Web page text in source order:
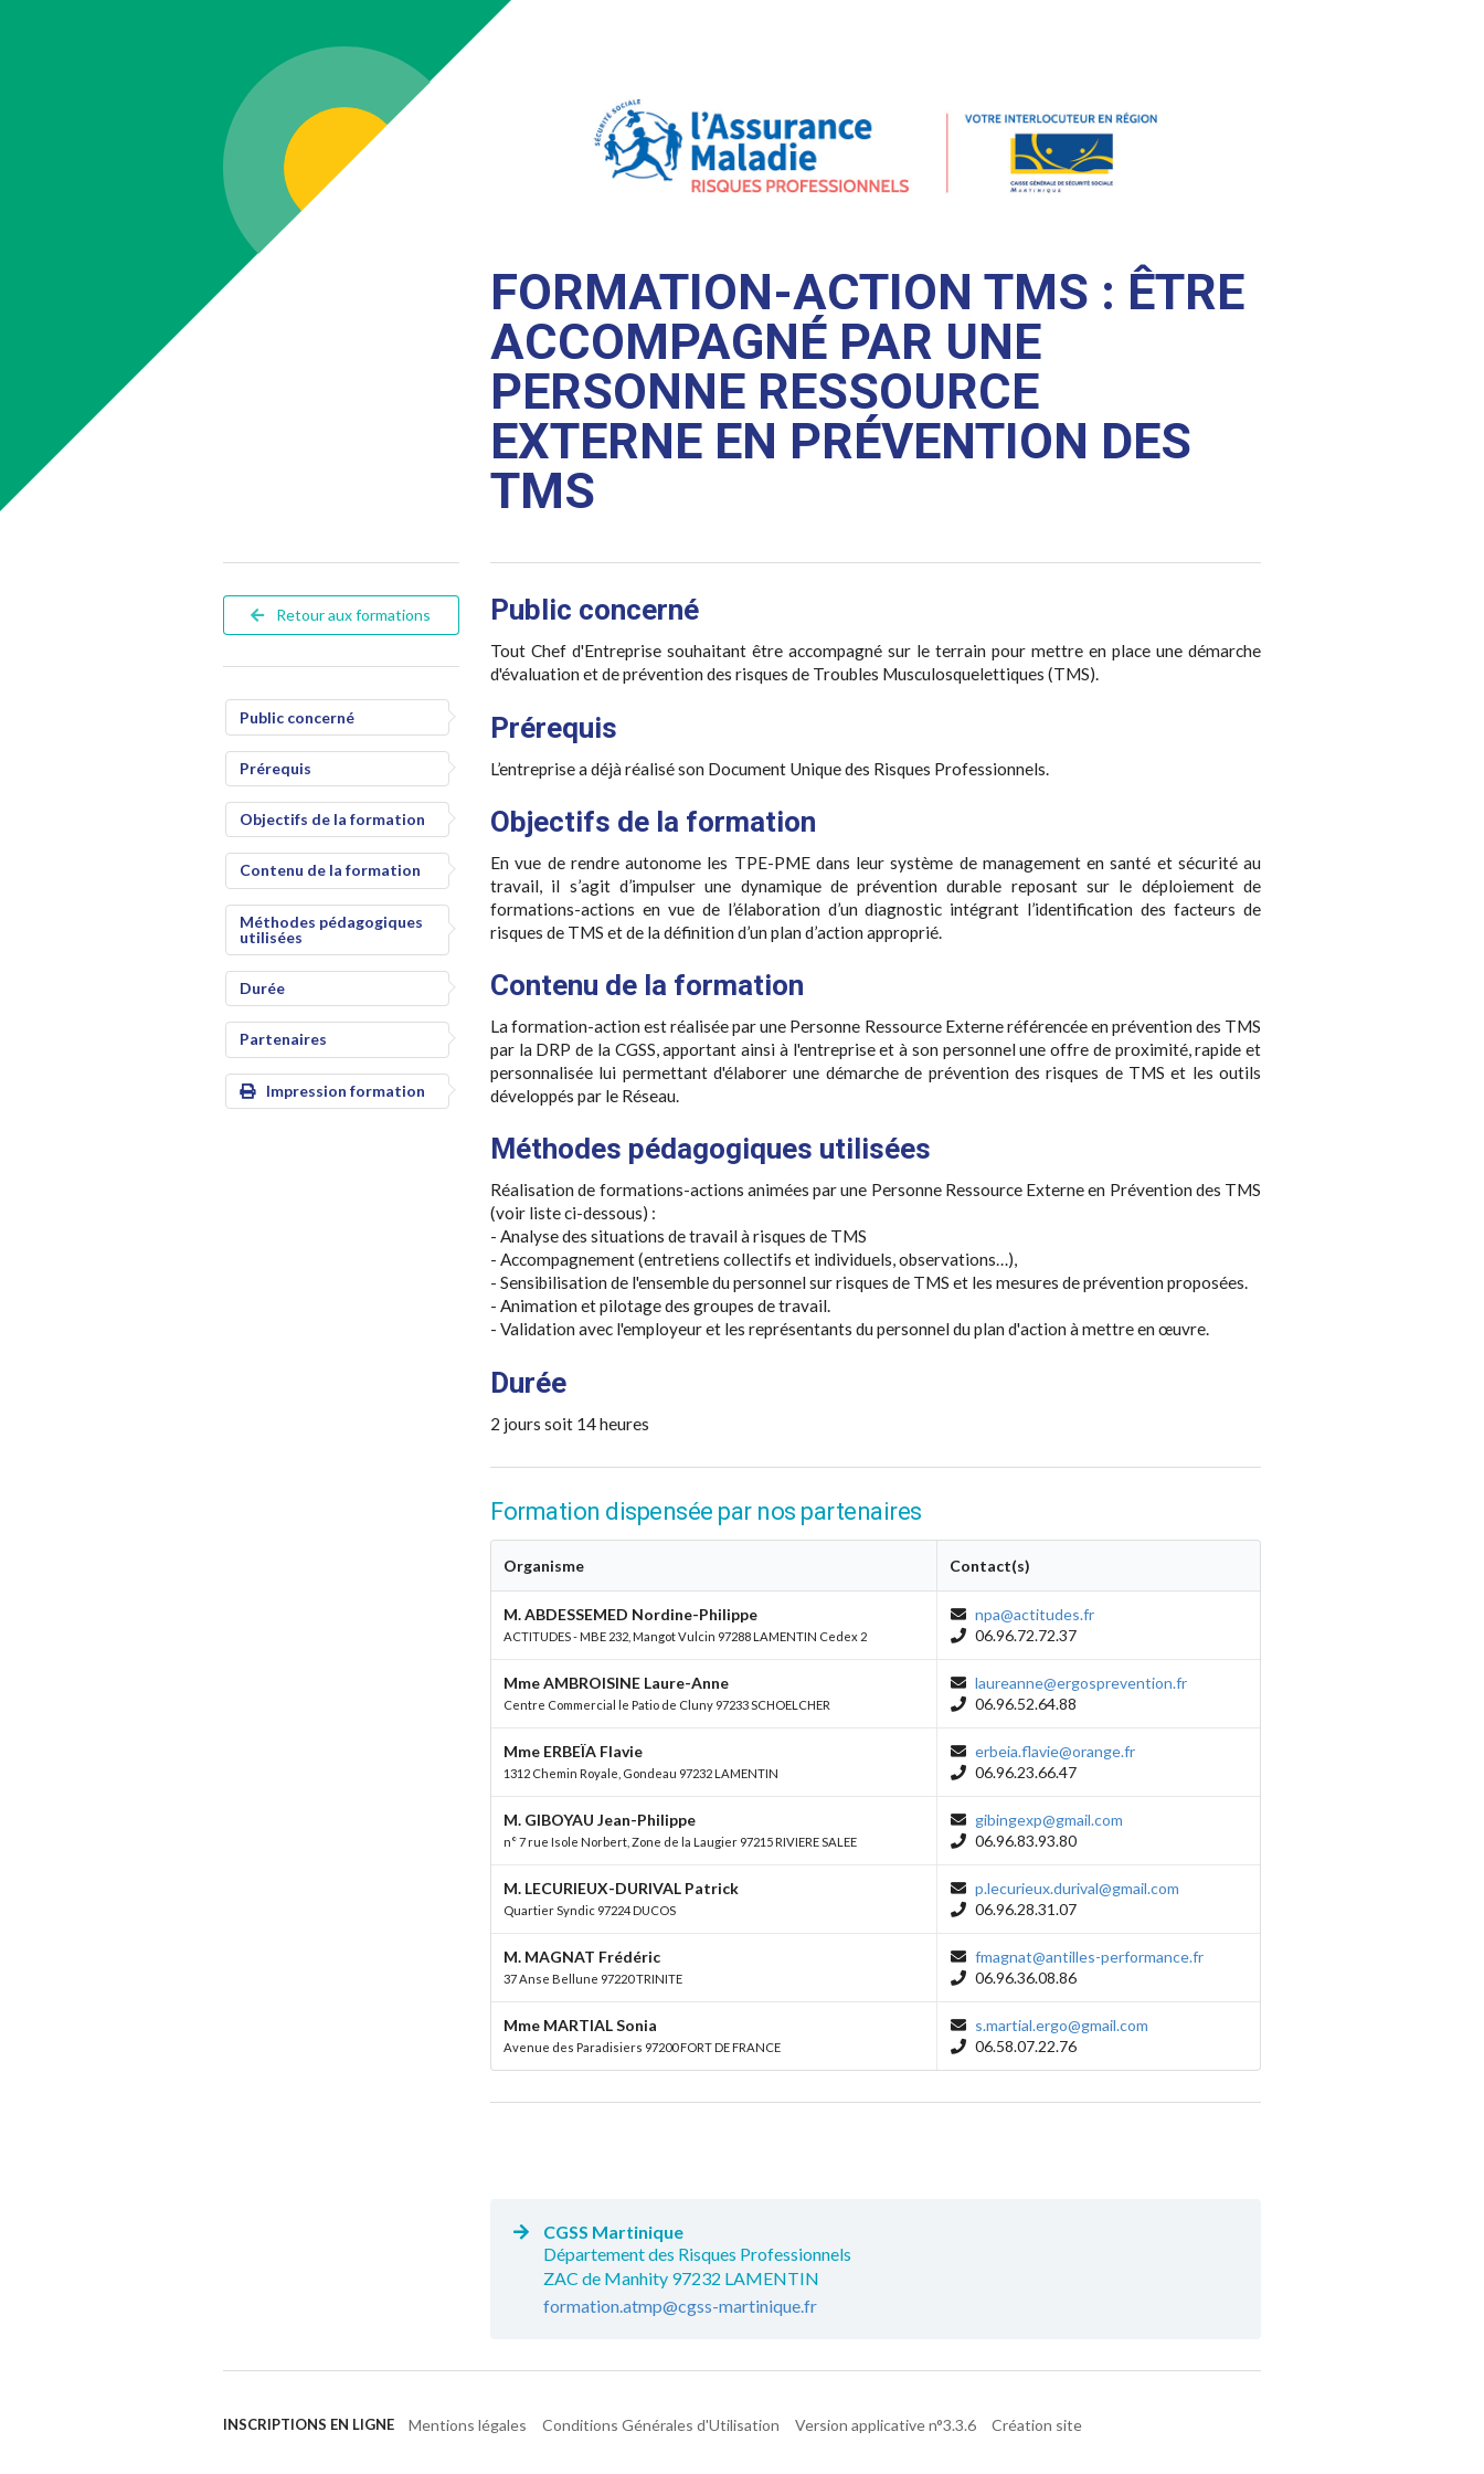
FORMATION-ACTION TMS : ÊTRE
ACCOMPAGNÉ PAR UNE
PERSONNE RESSOURCE
EXTERNE EN PRÉVENTION DES
TMS
Retour aux formations
Public concerné
Prérequis
Objectifs de la formation
Contenu de la formation
Méthodes pédagogiques
utilisées
Durée
Partenaires
Impression formation
Public concerné
Tout Chef d'Entreprise souhaitant être accompagné sur le terrain pour mettre en place une démarche
d'évaluation et de prévention des risques de Troubles Musculosquelettiques (TMS).
Prérequis
L’entreprise a déjà réalisé son Document Unique des Risques Professionnels.
Objectifs de la formation
En vue de rendre autonome les TPE-PME dans leur système de management en santé et sécurité au
travail, il s’agit d’impulser une dynamique de prévention durable reposant sur le déploiement de
formations-actions en vue de l’élaboration d’un diagnostic intégrant l’identification des facteurs de
risques de TMS et de la définition d’un plan d’action approprié.
Contenu de la formation
La formation-action est réalisée par une Personne Ressource Externe référencée en prévention des TMS
par la DRP de la CGSS, apportant ainsi à l'entreprise et à son personnel une offre de proximité, rapide et
personnalisée lui permettant d'élaborer une démarche de prévention des risques de TMS et les outils
développés par le Réseau.
Méthodes pédagogiques utilisées
Réalisation de formations-actions animées par une Personne Ressource Externe en Prévention des TMS
(voir liste ci-dessous) :
- Analyse des situations de travail à risques de TMS
- Accompagnement (entretiens collectifs et individuels, observations…),
- Sensibilisation de l'ensemble du personnel sur risques de TMS et les mesures de prévention proposées.
- Animation et pilotage des groupes de travail.
- Validation avec l'employeur et les représentants du personnel du plan d'action à mettre en œuvre.
Durée
2 jours soit 14 heures
Formation dispensée par nos partenaires
Organisme Contact(s)
M. ABDESSEMED Nordine-Philippe
ACTITUDES - MBE 232, Mangot Vulcin 97288 LAMENTIN Cedex 2
npa@actitudes.fr
06.96.72.72.37
Mme AMBROISINE Laure-Anne
Centre Commercial le Patio de Cluny 97233 SCHOELCHER
laureanne@ergosprevention.fr
06.96.52.64.88
Mme ERBEÏA Flavie
1312 Chemin Royale, Gondeau 97232 LAMENTIN
erbeia.flavie@orange.fr
06.96.23.66.47
M. GIBOYAU Jean-Philippe
n° 7 rue Isole Norbert, Zone de la Laugier 97215 RIVIERE SALEE
gibingexp@gmail.com
06.96.83.93.80
M. LECURIEUX-DURIVAL Patrick
Quartier Syndic 97224 DUCOS
p.lecurieux.durival@gmail.com
06.96.28.31.07
M. MAGNAT Frédéric
37 Anse Bellune 97220 TRINITE
fmagnat@antilles-performance.fr
06.96.36.08.86
Mme MARTIAL Sonia
Avenue des Paradisiers 97200 FORT DE FRANCE
s.martial.ergo@gmail.com
06.58.07.22.76
CGSS Martinique
Département des Risques Professionnels
ZAC de Manhity 97232 LAMENTIN
formation.atmp@cgss-martinique.fr
INSCRIPTIONS EN LIGNE Mentions légales Conditions Générales d'Utilisation Version applicative n°3.3.6 Création site